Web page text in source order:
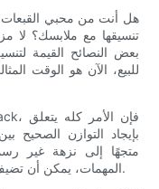
هل أنت من محبي القبعات
تنسيقها مع ملابسك؟ لا
بعض النصائح القيمة
بإيجاد التوازن الصحيح
متجهًا إلى نزهة غير
المهمات، يمكن أن تضيف القبعة لمسة من الأناقة إلى مظهرك العام.